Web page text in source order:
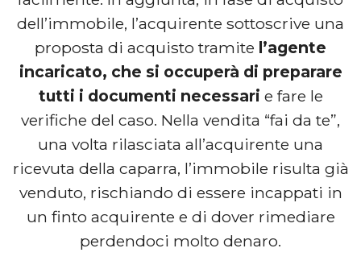
dell’immobile, l’acquirente sottoscrive una
proposta di acquisto tramite l’agente
incaricato, che si occuperà di preparare
tutti i documenti necessari e fare le
verifiche del caso. Nella vendita “fai da te”,
una volta rilasciata all’acquirente una
ricevuta della caparra, l’immobile risulta già
venduto, rischiando di essere incappati in
un finto acquirente e di dover rimediare
perdendoci molto denaro.